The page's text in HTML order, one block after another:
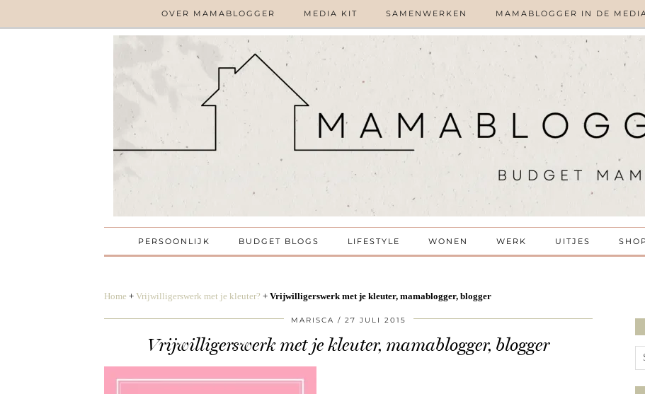
OVER MAMABLOGGER MEDIA KIT SAMENWERKEN MAMABLOGGER IN DE
PERSOONLIJK BUDGET BLOGS LIFESTYLE WONEN WERK UITJES
Home + Vrijwilligerswerk met je kleuter? + Vrijwilligerswerk met je kleuter, mamablogger, blogger
MARISCA 27 JULI 2015
Vrijwilligerswerk met je kleuter, mamablogger, blogger